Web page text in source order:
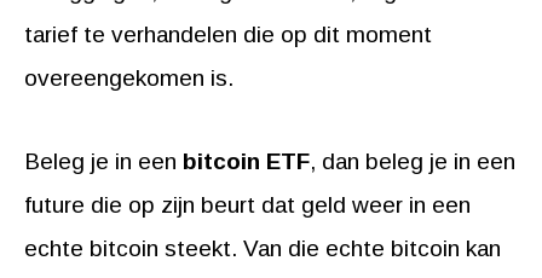
tarief te verhandelen die op dit moment
overeengekomen is.
Beleg je in een bitcoin ETF, dan beleg je in een
future die op zijn beurt dat geld weer in een
echte bitcoin steekt. Van die echte bitcoin kan